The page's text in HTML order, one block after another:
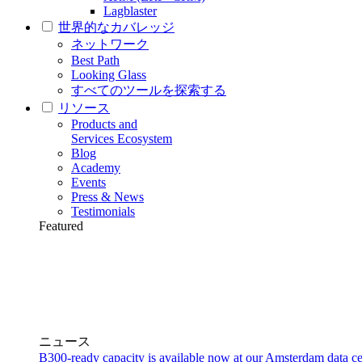
Lagblaster
世界的なカバレッジ
ネットワーク
Best Path
Looking Glass
すべてのツールを探索する
リソース
Products and
Services Ecosystem
Blog
Academy
Events
Press & News
Testimonials
Featured
ニュース
B300-ready capacity is available now at our Amsterdam data